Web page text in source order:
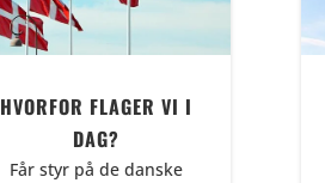
HVORFOR FLAGER VI I
DAG?
Får styr på de danske